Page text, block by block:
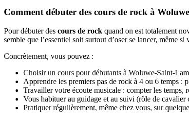
Comment débuter des cours de rock à
Pour débuter des cours de rock quand on est totalement
semble que l’essentiel soit surtout d’oser se lancer, même
Concrètement, vous pouvez :
Choisir un cours pour débutants à Woluwe-Saint-
Apprendre les premiers pas de rock à 4 ou 6 temps :
Travailler votre écoute musicale : compter les temps,
Vous habituer au guidage et au suivi (rôle de
Pratiquer régulièrement, même chez vous, sur